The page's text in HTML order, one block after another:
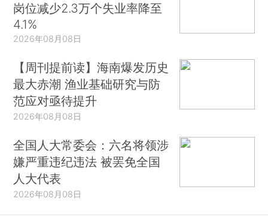
岗位减少2.3万个失业率降至
4.1%
2026年08月08日
【周刊提前读】海南爆发历史
最大赤潮 渔业基础研究与防
范应对亟待提升
2026年08月08日
全国人大常委会：六名将领涉
嫌严重违纪违法 被罢免全国
人大代表
2026年08月08日